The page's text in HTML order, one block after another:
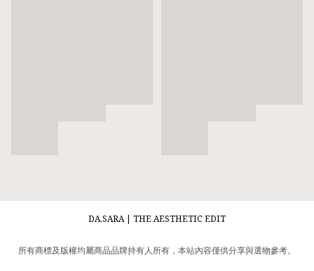
DA.SARA | THE AESTHETIC EDIT
所有商標及版權均屬商品品牌持有人所有，本站內容僅供分享與選物參考。